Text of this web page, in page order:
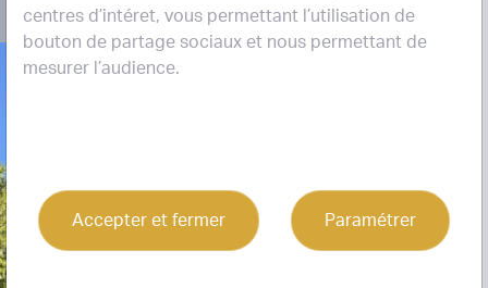
centres d’intéret, vous permettant l’utilisation de
bouton de partage sociaux et nous permettant de
mesurer l’audience.
Accepter et fermer Paramétrer